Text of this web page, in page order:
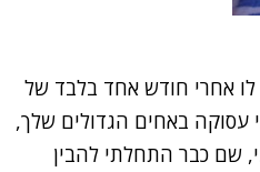
לו אחרי חודש אחד בלבד של
עסוקה באחים הגדולים שלך,
שם כבר התחלתי להבין